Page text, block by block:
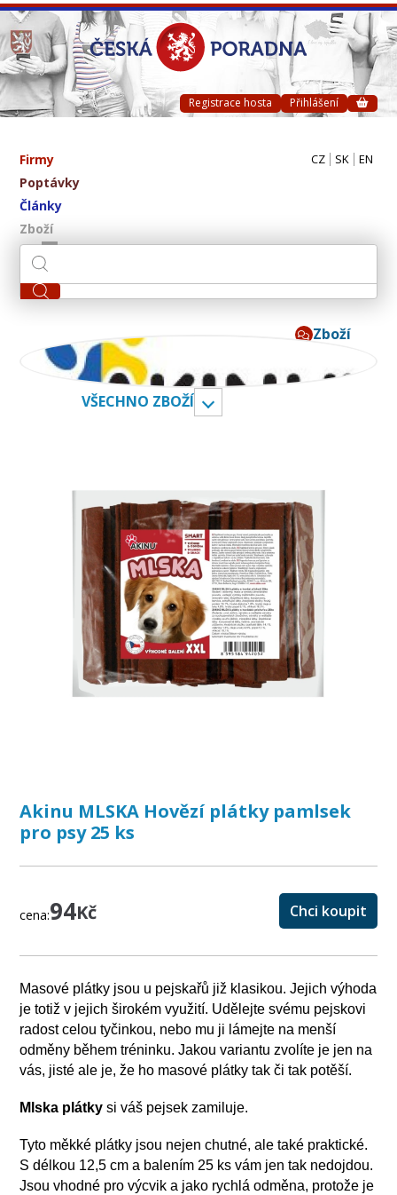
Registrace hosta Přihlášení
Firmy
Poptávky
Články
Zboží
CZ SK EN
Zboží
AKINU CZ s.r.o.
VŠECHNO ZBOŽÍ
Akinu MLSKA Hovězí plátky pamlsek
pro psy 25 ks
cena:94Kč Chci koupit
Masové plátky jsou u pejskařů již klasikou. Jejich výhoda
je totiž v jejich širokém využití. Udělejte svému pejskovi
radost celou tyčinkou, nebo mu ji lámejte na menší
odměny během tréninku. Jakou variantu zvolíte je jen na
vás, jisté ale je, že ho masové plátky tak či tak potěší.
Mlska plátkysi váš pejsek zamiluje.
Tyto měkké plátky jsou nejen chutné, ale také praktické.
S délkou 12,5 cm a balením 25 ks vám jen tak nedojdou.
Jsou vhodné pro výcvik a jako rychlá odměna, protože je